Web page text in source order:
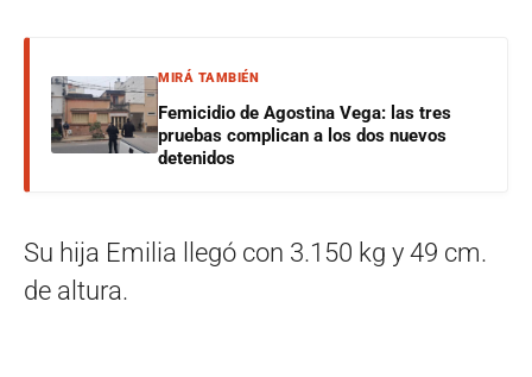
MIRÁ TAMBIÉN
Femicidio de Agostina Vega: las tres
pruebas complican a los dos nuevos
detenidos
Su hija Emilia llegó con 3.150 kg y 49 cm.
de altura.